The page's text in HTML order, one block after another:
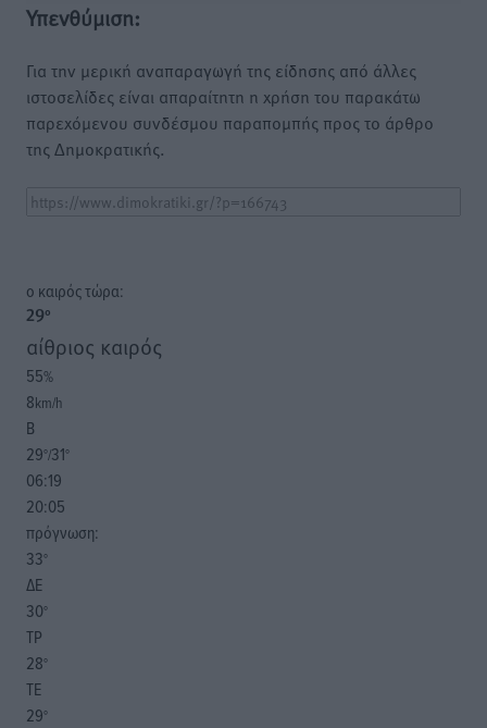
Υπενθύμιση:
Για την μερική αναπαραγωγή της είδησης από άλλες
ιστοσελίδες είναι απαραίτητη η χρήση του παρακάτω
παρεχόμενου συνδέσμου παραπομπής προς το άρθρο
της Δημοκρατικής.
o καιρός τώρα:
29°
αίθριος καιρός
55%
8km/h
Β
29°/31°
06:19
20:05
πρόγνωση:
33°
ΔΕ
30°
ΤΡ
28°
ΤΕ
29°